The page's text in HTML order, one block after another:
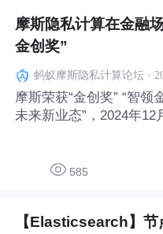
摩斯隐私计算在金融
金创奖”
蚂蚁摩斯隐私计算论坛·
摩斯荣获“金创奖” “智领金融新生态，数绘
未来新业态”，2024年12
金融场景的应用》案例
585
【Elasticsearch】